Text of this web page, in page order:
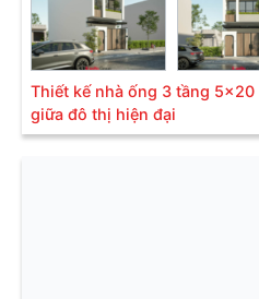
Thiết kế nhà ống 3 tầng
giữa đô thị hiện đại